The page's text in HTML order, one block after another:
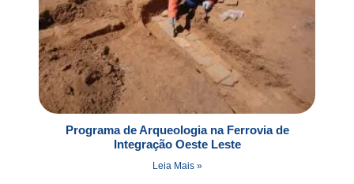
Programa de Arqueologia na Ferrovia de
Integração Oeste Leste
Leia Mais »